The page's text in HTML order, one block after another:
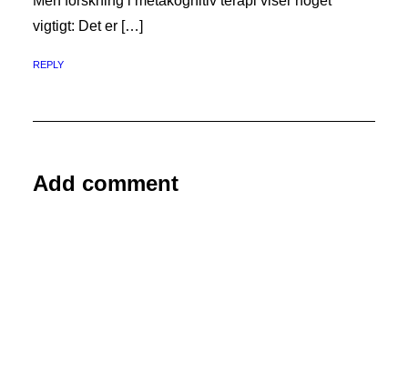
vigtigt: Det er […]
REPLY
Add comment